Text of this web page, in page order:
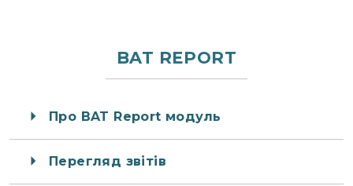
BAT REPORT
Про BAT Report модуль
Перегляд звітів